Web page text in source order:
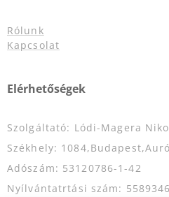
Rólunk
Kapcsolat
Elérhetőségek
Szolgáltató: Lódi-Magera
Székhely:
Adószám: 53120786-1-42
Nyílvántatrtási szám: